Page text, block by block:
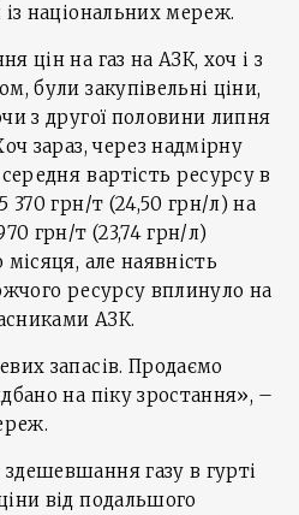
національних мереж.
цін на газ на АЗК, хоч і з
були закупівельні ціни,
з другої половини липня
зараз, через надмірну
вартість ресурсу в
370 грн/т (24,50 грн/л) на
грн/т (23,74 грн/л)
але наявність
ресурсу вплинуло на
АЗК.
запасів. Продаємо
на піку зростання», –
газу в гурті
від подальшого